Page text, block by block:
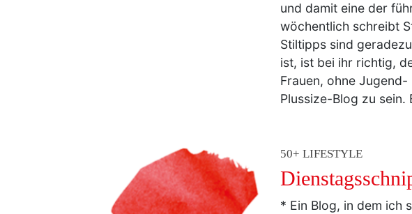
und damit eine der
wöchentlich schreibt
Stiltipps sind
ist, ist bei ihr richtig,
Frauen, ohne Jugend-
Plussize-Blog zu sein.
50+ LIFESTYLE
* Ein Blog, in dem ich